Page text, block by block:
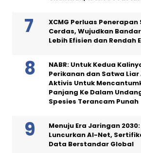
XCMG Perluas
Cerdas, Wujudkan
Lebih Efisien dan Rendah
NABR: Untuk Kedua
Perikanan dan Satwa Liar
Aktivis Untuk
Panjang Ke Dalam
Spesies Terancam Punah
Menuju Era Jaringan 2030:
Luncurkan AI-Net,
Data Berstandar Global